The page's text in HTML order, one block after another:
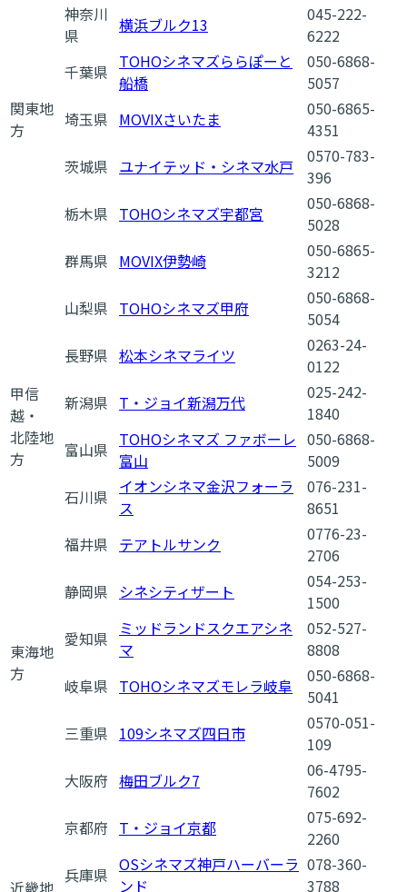
関東地
方
神奈川
県
横浜ブルク13
045-222-
6222
千葉県 TOHOシネマズららぽーと
船橋
050-6868-
5057
埼玉県 MOVIXさいたま
050-6865-
4351
茨城県 ユナイテッド・シネマ水戸
0570-783-
396
栃木県 TOHOシネマズ宇都宮
050-6868-
5028
群馬県 MOVIX伊勢崎
050-6865-
3212
甲信
越・
北陸地
方
山梨県 TOHOシネマズ甲府
050-6868-
5054
長野県 松本シネマライツ
0263-24-
0122
新潟県 T・ジョイ新潟万代
025-242-
1840
富山県 TOHOシネマズ ファボーレ
富山
050-6868-
5009
石川県 イオンシネマ金沢フォーラ
ス
076-231-
8651
福井県 テアトルサンク
0776-23-
2706
東海地
方
静岡県 シネシティザート
054-253-
1500
愛知県
ミッドランドスクエアシネ
マ
052-527-
8808
岐阜県 TOHOシネマズモレラ岐阜
050-6868-
5041
三重県 109シネマズ四日市
0570-051-
109
近畿地
大阪府 梅田ブルク7
06-4795-
7602
京都府 T・ジョイ京都
075-692-
2260
兵庫県 OSシネマズ神戸ハーバーラ
ンド
078-360-
3788